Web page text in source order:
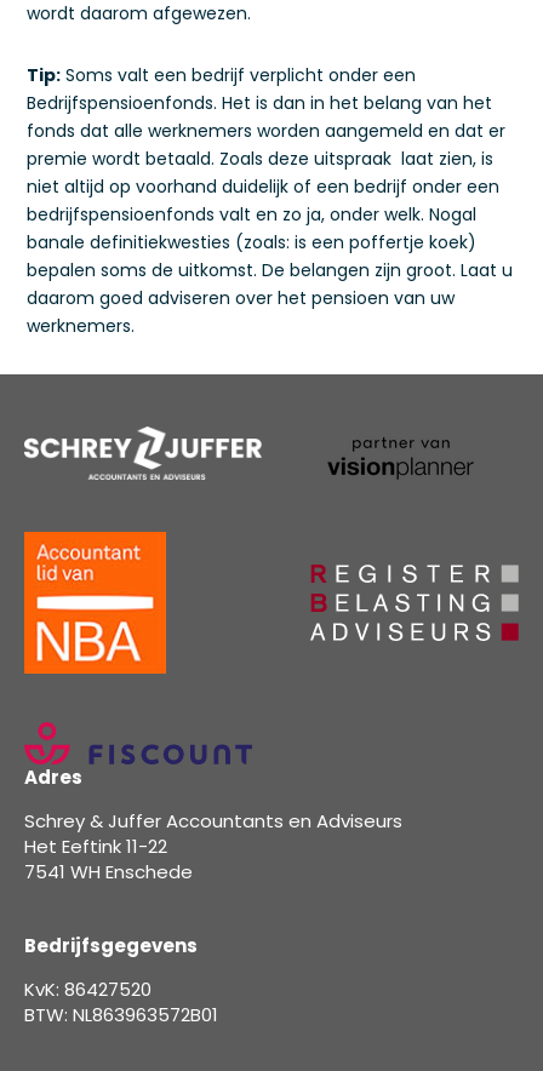
wordt daarom afgewezen.
Tip: Soms valt een bedrijf verplicht onder een
Bedrijfspensioenfonds. Het is dan in het belang van het
fonds dat alle werknemers worden aangemeld en dat er
premie wordt betaald. Zoals deze uitspraak laat zien, is
niet altijd op voorhand duidelijk of een bedrijf onder een
bedrijfspensioenfonds valt en zo ja, onder welk. Nogal
banale definitiekwesties (zoals: is een poffertje koek)
bepalen soms de uitkomst. De belangen zijn groot. Laat u
daarom goed adviseren over het pensioen van uw
werknemers.
Adres
Schrey & Juffer Accountants en Adviseurs
Het Eeftink 11-22
7541 WH Enschede
Bedrijfsgegevens
KvK: 86427520
BTW: NL863963572B01